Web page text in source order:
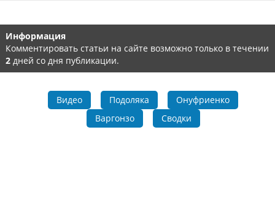
Информация
Комментировать статьи на сайте возможно только в течении
2 дней со дня публикации.
Видео Подоляка
Онуфриенко
Варгонзо
Сводки